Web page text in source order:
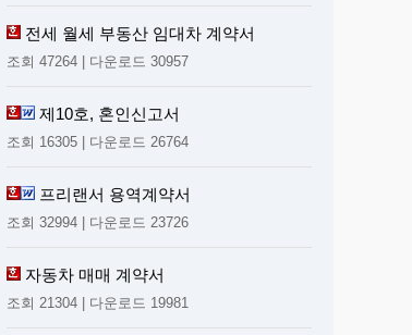
전세 월세 부동산 임대차 계약서
조회 47264 | 다운로드 30957
제10호, 혼인신고서
조회 16305 | 다운로드 26764
프리랜서 용역계약서
조회 32994 | 다운로드 23726
자동차 매매 계약서
조회 21304 | 다운로드 19981